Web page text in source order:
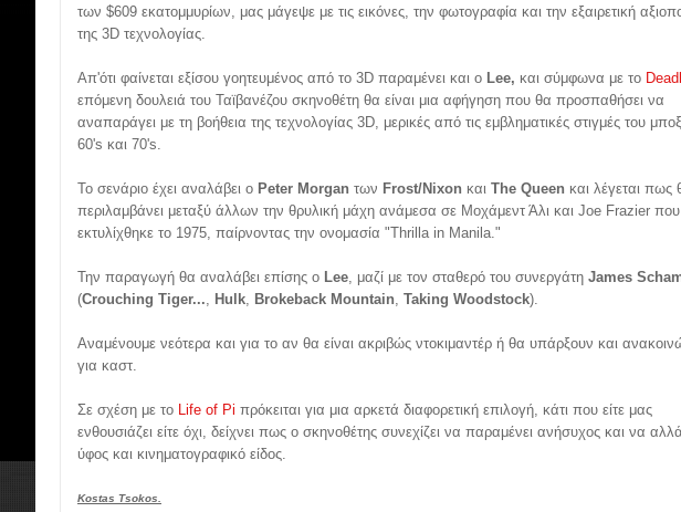
των $609 εκατομμυρίων, μας μάγεψε με τις εικόνες, την φωτογραφία και την εξαιρετική
της 3D τεχνολογίας.
Απ'ότι φαίνεται εξίσου γοητευμένος από το 3D παραμένει και ο Lee, και σύμφωνα με το
επόμενη δουλειά του Ταϊβανέζου σκηνοθέτη θα είναι μια αφήγηση που θα προσπαθήσει να
αναπαράγει με τη βοήθεια της τεχνολογίας 3D, μερικές από τις εμβληματικές στιγμές του
60's και 70's.
Το σενάριο έχει αναλάβει ο Peter Morgan των Frost/Nixon και The Queen και λέγεται πως
περιλαμβάνει μεταξύ άλλων την θρυλική μάχη ανάμεσα σε Μοχάμεντ Άλι και Joe Frazier που
εκτυλίχθηκε το 1975, παίρνοντας την ονομασία "Thrilla in Manila."
Την παραγωγή θα αναλάβει επίσης ο Lee, μαζί με τον σταθερό του συνεργάτη James
(Crouching Tiger..., Hulk, Brokeback Mountain, Taking Woodstock).
Αναμένουμε νεότερα και για το αν θα είναι ακριβώς ντοκιμαντέρ ή θα υπάρξουν και
για καστ.
Σε σχέση με το Life of Pi πρόκειται για μια αρκετά διαφορετική επιλογή, κάτι που είτε μας
ενθουσιάζει είτε όχι, δείχνει πως ο σκηνοθέτης συνεχίζει να παραμένει ανήσυχος και να
ύφος και κινηματογραφικό είδος.
Kostas Tsokos.